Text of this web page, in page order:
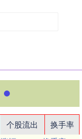
个股流出
换手率